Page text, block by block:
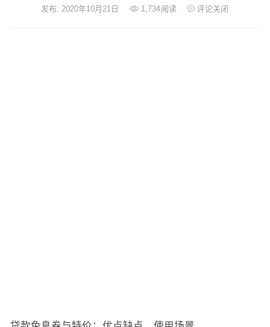
发布: 2020年10月21日 1,734阅读 评论关闭